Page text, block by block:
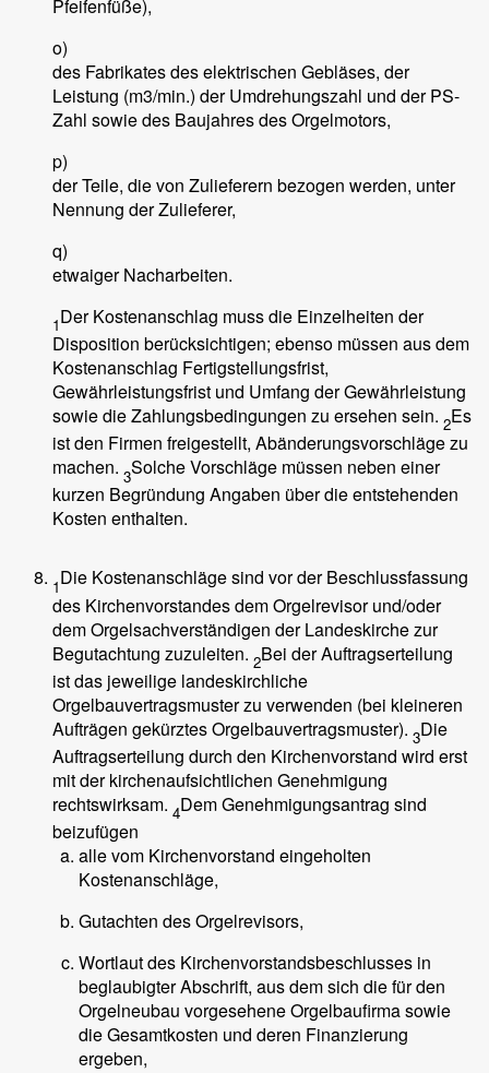
Pfeifenfüße),
o)
des Fabrikates des elektrischen Gebläses, der
Leistung (m3/min.) der Umdrehungszahl und der PS-
Zahl sowie des Baujahres des Orgelmotors,
p)
der Teile, die von Zulieferern bezogen werden, unter
Nennung der Zulieferer,
q)
etwaiger Nacharbeiten.
1Der Kostenanschlag muss die Einzelheiten der
Disposition berücksichtigen; ebenso müssen aus dem
Kostenanschlag Fertigstellungsfrist,
Gewährleistungsfrist und Umfang der Gewährleistung
sowie die Zahlungsbedingungen zu ersehen sein. 2Es
ist den Firmen freigestellt, Abänderungsvorschläge zu
machen. 3Solche Vorschläge müssen neben einer
kurzen Begründung Angaben über die entstehenden
Kosten enthalten.
1Die Kostenanschläge sind vor der Beschlussfassung
des Kirchenvorstandes dem Orgelrevisor und/oder
dem Orgelsachverständigen der Landeskirche zur
Begutachtung zuzuleiten. 2Bei der Auftragserteilung
ist das jeweilige landeskirchliche
Orgelbauvertragsmuster zu verwenden (bei kleineren
Aufträgen gekürztes Orgelbauvertragsmuster). 3Die
Auftragserteilung durch den Kirchenvorstand wird erst
mit der kirchenaufsichtlichen Genehmigung
rechtswirksam. 4Dem Genehmigungsantrag sind
beizufügen
alle vom Kirchenvorstand eingeholten
Kostenanschläge,
Gutachten des Orgelrevisors,
Wortlaut des Kirchenvorstandsbeschlusses in
beglaubigter Abschrift, aus dem sich die für den
Orgelneubau vorgesehene Orgelbaufirma sowie
die Gesamtkosten und deren Finanzierung
ergeben,